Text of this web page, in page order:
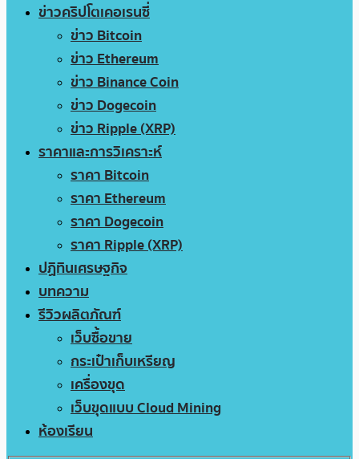
ข่าวคริปโตเคอเรนซี่
ข่าว Bitcoin
ข่าว Ethereum
ข่าว Binance Coin
ข่าว Dogecoin
ข่าว Ripple (XRP)
ราคาและการวิเคราะห์
ราคา Bitcoin
ราคา Ethereum
ราคา Dogecoin
ราคา Ripple (XRP)
ปฏิทินเศรษฐกิจ
บทความ
รีวิวผลิตภัณฑ์
เว็บซื้อขาย
กระเป๋าเก็บเหรียญ
เครื่องขุด
เว็บขุดแบบ Cloud Mining
ห้องเรียน